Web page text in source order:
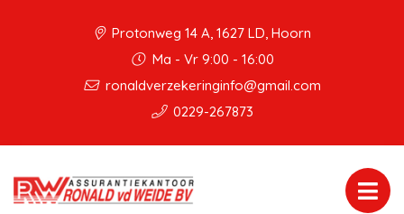
Protonweg 14 A, 1627 LD, Hoorn
Ma - Vr 9:00 - 16:00
ronaldverzekeringinfo@gmail.com
0229-267873